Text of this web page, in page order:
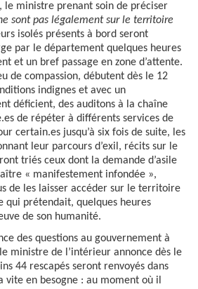
le ministre prenant soin de préciser
sont pas légalement sur le territoire
isolés présents à bord seront
par le département quelques heures
et un bref passage en zone d’attente.
de compassion, débutent dès le 12
indignes et avec un
déficient, des auditons à la chaîne
de répéter à différents services de
certain.es jusqu’à six fois de suite, les
leur parcours d’exil, récits sur le
triés ceux dont la demande d’asile
« manifestement infondée »,
de les laisser accéder sur le territoire
qui prétendait, quelques heures
de son humanité.
des questions au gouvernement à
le ministre de l’intérieur annonce dès le
44 rescapés seront renvoyés dans
vite en besogne : au moment où il